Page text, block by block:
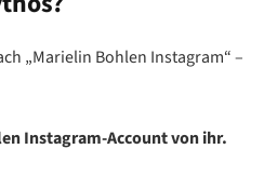
„Marielin Bohlen Instagram“ –
Instagram-Account von ihr.